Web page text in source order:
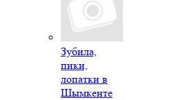
Зубила,
пики,
лопатки в
Шымкенте